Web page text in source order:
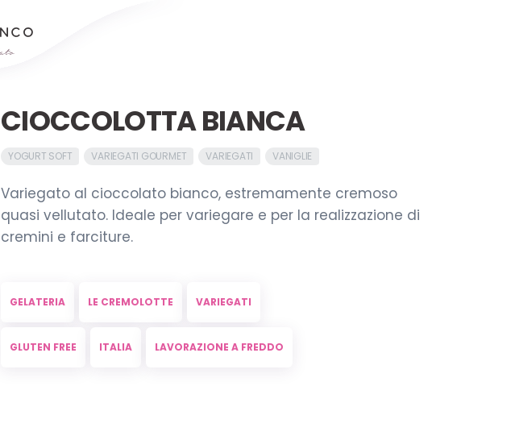
CIOCCOLOTTA BIANCA
YOGURT SOFT VARIEGATI GOURMET VARIEGATI VANIGLIE
Variegato al cioccolato bianco, estremamente cremoso
quasi vellutato. Ideale per variegare e per la realizzazione di
cremini e farciture.
GELATERIA LE CREMOLOTTE VARIEGATI
GLUTEN FREE ITALIA LAVORAZIONE A FREDDO